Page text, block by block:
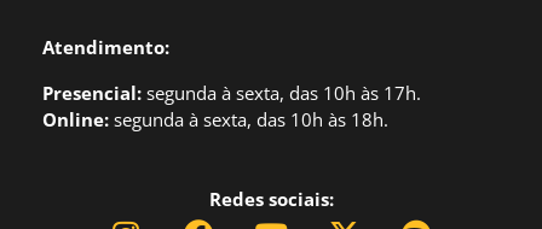
Atendimento:
Presencial: segunda à sexta, das 10h às 17h.
Online: segunda à sexta, das 10h às 18h.
Redes sociais: